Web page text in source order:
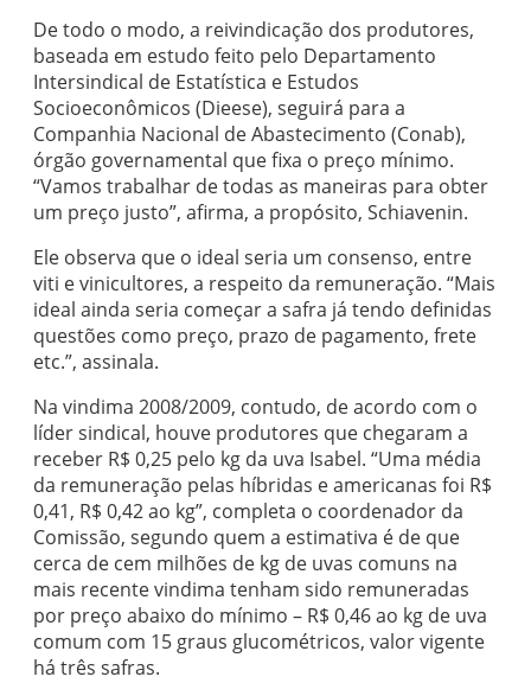
De todo o modo, a reivindicação dos produtores,
baseada em estudo feito pelo Departamento
Intersindical de Estatística e Estudos
Socioeconômicos (Dieese), seguirá para a
Companhia Nacional de Abastecimento (Conab),
órgão governamental que fixa o preço mínimo.
“Vamos trabalhar de todas as maneiras para obter
um preço justo”, afirma, a propósito, Schiavenin.
Ele observa que o ideal seria um consenso, entre
viti e vinicultores, a respeito da remuneração. “Mais
ideal ainda seria começar a safra já tendo definidas
questões como preço, prazo de pagamento, frete
etc.”, assinala.
Na vindima 2008/2009, contudo, de acordo com o
líder sindical, houve produtores que chegaram a
receber R$ 0,25 pelo kg da uva Isabel. “Uma média
da remuneração pelas híbridas e americanas foi R$
0,41, R$ 0,42 ao kg”, completa o coordenador da
Comissão, segundo quem a estimativa é de que
cerca de cem milhões de kg de uvas comuns na
mais recente vindima tenham sido remuneradas
por preço abaixo do mínimo – R$ 0,46 ao kg de uva
comum com 15 graus glucométricos, valor vigente
há três safras.